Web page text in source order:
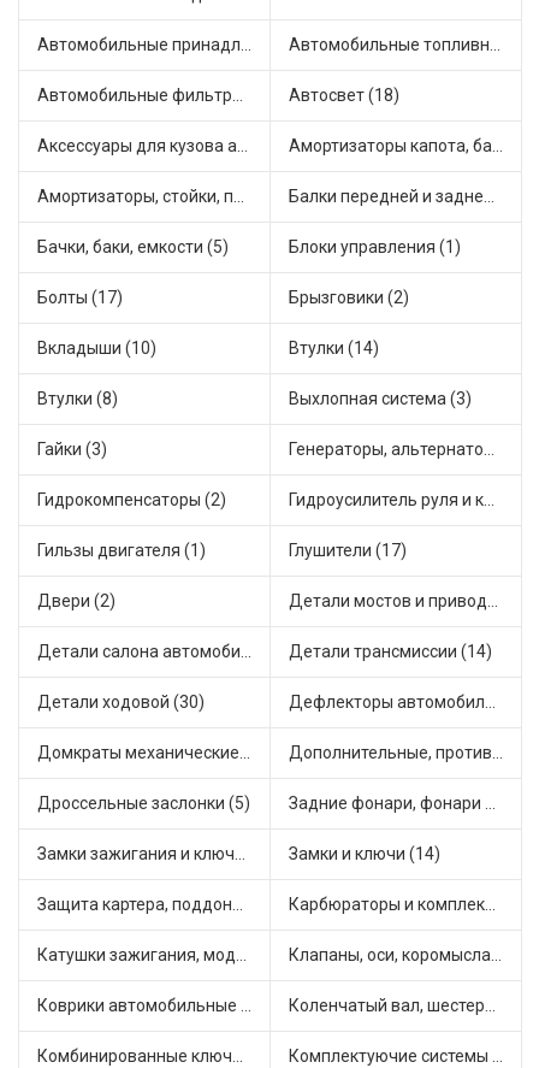
Автомобильные принадлежности и аксессуары (3) Автомобильные топливные насосы (22)
Автомобильные фильтры (1) Автосвет (18)
Аксессуары для кузова автомобиля (2) Амортизаторы капота, багажника (17)
Амортизаторы, стойки, подушки стоек (36) Балки передней и задней подвески (1)
Бачки, баки, емкости (5) Блоки управления (1)
Болты (17) Брызговики (2)
Вкладыши (10) Втулки (14)
Втулки (8) Выхлопная система (3)
Гайки (3) Генераторы, альтернаторы и комплектующие (32)
Гидрокомпенсаторы (2) Гидроусилитель руля и комплектующие (1)
Гильзы двигателя (1) Глушители (17)
Двери (2) Детали мостов и привода трансмиссии (18)
Детали салона автомобиля (11) Детали трансмиссии (14)
Детали ходовой (30) Дефлекторы автомобильные (1)
Домкраты механические (1) Дополнительные, противотуманные фары (3)
Дроссельные заслонки (5) Задние фонари, фонари видимости (2)
Замки зажигания и ключи (4) Замки и ключи (14)
Защита картера, поддона, КПП (1) Карбюраторы и комплектующие (7)
Катушки зажигания, модули зажигания (14) Клапаны, оси, коромысла (6)
Коврики автомобильные (4) Коленчатый вал, шестерни коленчатого вала (2)
Комбинированные ключи (1) Комплектуючие системы стеклоочистителя (7)